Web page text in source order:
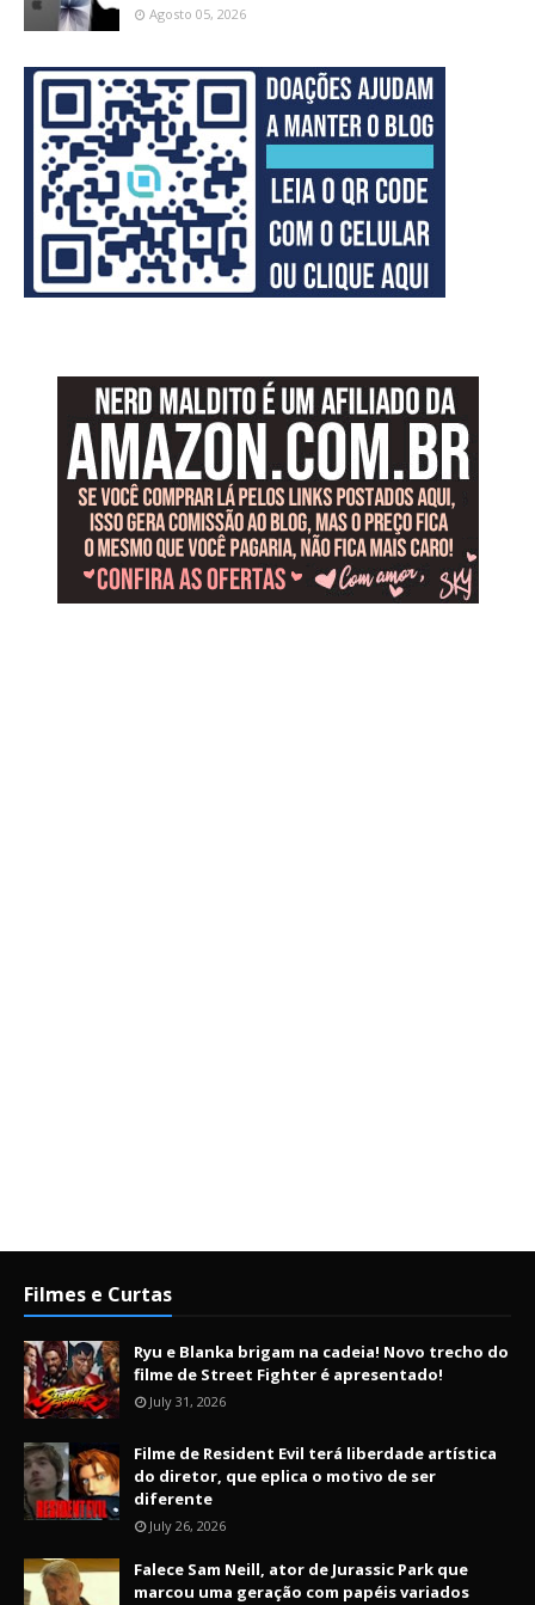
Agosto 05, 2026
Filmes e Curtas
Ryu e Blanka brigam na cadeia! Novo trecho do
filme de Street Fighter é apresentado!
July 31, 2026
Filme de Resident Evil terá liberdade artística
do diretor, que eplica o motivo de ser
diferente
July 26, 2026
Falece Sam Neill, ator de Jurassic Park que
marcou uma geração com papéis variados